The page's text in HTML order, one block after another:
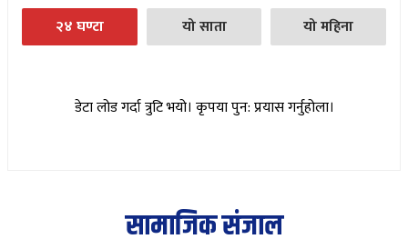
२४ घण्टा यो साता यो महिना
डेटा लोड गर्दा त्रुटि भयो। कृपया पुन: प्रयास गर्नुहोला।
सामाजिक संजाल